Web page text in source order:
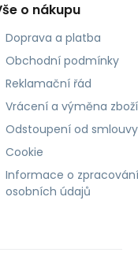
o nákupu
Doprava a platba
Obchodní podmínky
Reklamační řád
Vrácení a výměna zboží
Odstoupení od smlouvy
Cookie
Informace o zpracování
osobních údajů